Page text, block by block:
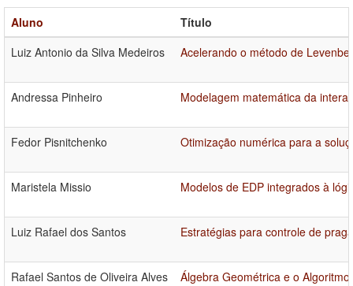
Aluno
Título
Luiz Antonio da Silva Medeiros
Acelerando o método de
Andressa Pinheiro Modelagem matemática da
Fedor Pisnitchenko Otimização numérica para a
Maristela Missio Modelos de EDP integrados à
Luiz Rafael dos Santos Estratégias para controle de
Rafael Santos de Oliveira Alves Álgebra Geométrica e o